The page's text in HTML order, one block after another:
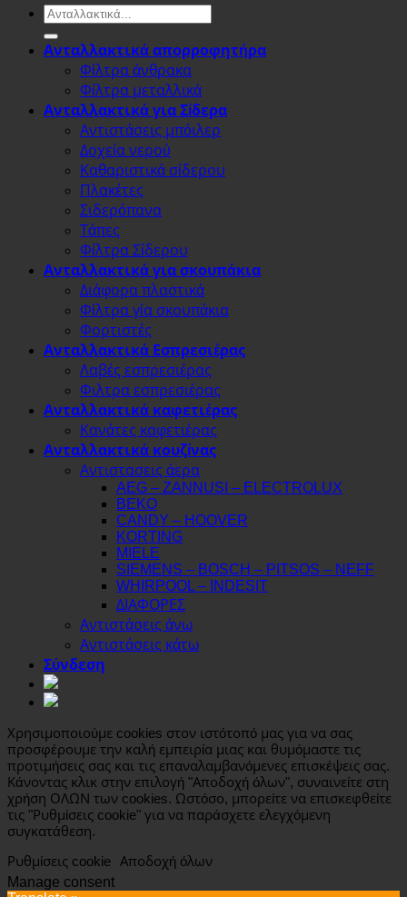
Αναζήτηση
για:
Ανταλλακτικά απορροφητήρα
Φίλτρα άνθρακα
Φίλτρα μεταλλικά
Ανταλλακτικά για Σίδερα
Αντιστάσεις μπόιλερ
Δοχεία νερού
Καθαριστικά σίδερου
Πλακέτες
Σιδερόπανα
Τάπες
Φίλτρα Σίδερου
Ανταλλακτικά για σκουπάκια
Διάφορα πλαστικά
Φίλτρα γία σκουπάκια
Φορτιστές
Ανταλλακτικά Εσπρεσιέρας
Λαβές εσπρεσιέρας
Φιλτρα εσπρεσιέρας
Ανταλλακτικά καφετιέρας
Κανάτες καφετιέρας
Ανταλλακτικά κουζίνας
Αντιστασεις άερα
AEG – ZANNUSI – ELECTROLUX
BEKO
CANDY – HOOVER
KORTING
MIELE
SIEMENS – BOSCH – PITSOS – NEFF
WHIRPOOL – INDESIT
ΔΙΑΦΟΡΕΣ
Αντιστάσεις άνω
Αντιστάσεις κάτω
Σύνδεση
Χρησιμοποιούμε cookies στον ιστότοπό μας για να σας
προσφέρουμε την καλή εμπειρία μιας και θυμόμαστε τις
προτιμήσεις σας και τις επαναλαμβανόμενες επισκέψεις σας.
Κάνοντας κλικ στην επιλογή "Αποδοχή όλων", συναινείτε στη
χρήση ΟΛΩΝ των cookies. Ωστόσο, μπορείτε να επισκεφθείτε
τις "Ρυθμίσεις cookie" για να παράσχετε ελεγχόμενη
συγκατάθεση.
Ρυθμίσεις cookie Αποδοχή όλων
Manage consent